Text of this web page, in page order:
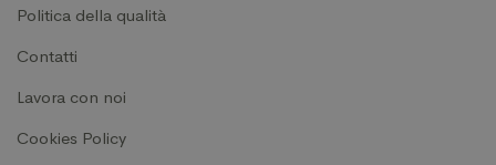
Politica della qualità
Contatti
Lavora con noi
Cookies Policy